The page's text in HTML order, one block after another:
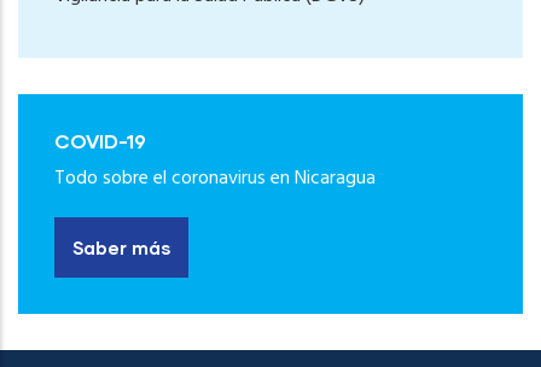
COVID-19
Todo sobre el coronavirus en Nicaragua
Saber más